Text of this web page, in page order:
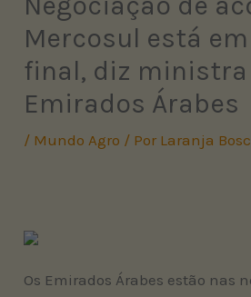
Mercosul está
final, diz ministra
Emirados Árabes
/ Mundo Agro / Por Laranja
Os Emirados Árabes estão nas